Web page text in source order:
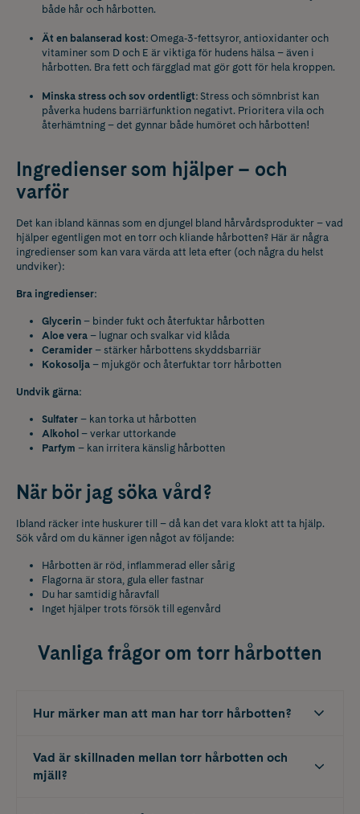
både hår och hårbotten.
Ät en balanserad kost: Omega‑3-fettsyror, antioxidanter och
vitaminer som D och E är viktiga för hudens hälsa – även i
hårbotten. Bra fett och färgglad mat gör gott för hela kroppen.
Minska stress och sov ordentligt: Stress och sömnbrist kan
påverka hudens barriärfunktion negativt. Prioritera vila och
återhämtning – det gynnar både humöret och hårbotten!
Ingredienser som hjälper – och
varför
Det kan ibland kännas som en djungel bland hårvårdsprodukter – vad
hjälper egentligen mot en torr och kliande hårbotten? Här är några
ingredienser som kan vara värda att leta efter (och några du helst
undviker):
Bra ingredienser:
Glycerin – binder fukt och återfuktar hårbotten
Aloe vera – lugnar och svalkar vid klåda
Ceramider – stärker hårbottens skyddsbarriär
Kokosolja – mjukgör och återfuktar torr hårbotten
Undvik gärna:
Sulfater – kan torka ut hårbotten
Alkohol – verkar uttorkande
Parfym – kan irritera känslig hårbotten
När bör jag söka vård?
Ibland räcker inte huskurer till – då kan det vara klokt att ta hjälp.
Sök vård om du känner igen något av följande:
Hårbotten är röd, inflammerad eller sårig
Flagorna är stora, gula eller fastnar
Du har samtidig håravfall
Inget hjälper trots försök till egenvård
Vanliga frågor om torr hårbotten
Hur märker man att man har torr hårbotten?
Vad är skillnaden mellan torr hårbotten och
mjäll?